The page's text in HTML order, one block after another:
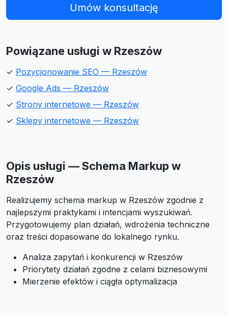
Umów konsultację
Powiązane usługi w Rzeszów
✓ Pozycjonowanie SEO — Rzeszów
✓ Google Ads — Rzeszów
✓ Strony internetowe — Rzeszów
✓ Sklepy internetowe — Rzeszów
Opis usługi — Schema Markup w
Rzeszów
Realizujemy schema markup w Rzeszów zgodnie z
najlepszymi praktykami i intencjami wyszukiwań.
Przygotowujemy plan działań, wdrożenia techniczne
oraz treści dopasowane do lokalnego rynku.
Analiza zapytań i konkurencji w Rzeszów
Priorytety działań zgodne z celami biznesowymi
Mierzenie efektów i ciągła optymalizacja